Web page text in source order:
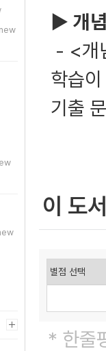
▶ 개
- <개
학습
기출
이 도
* 한줄